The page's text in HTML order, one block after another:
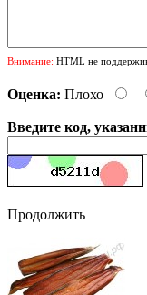
Внимание: HTML не
Оценка: Плохо
Введите код,
Продолжить